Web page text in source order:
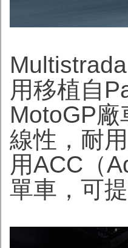
用移植自
MotoGP
線性，耐
用ACC（
單車，可